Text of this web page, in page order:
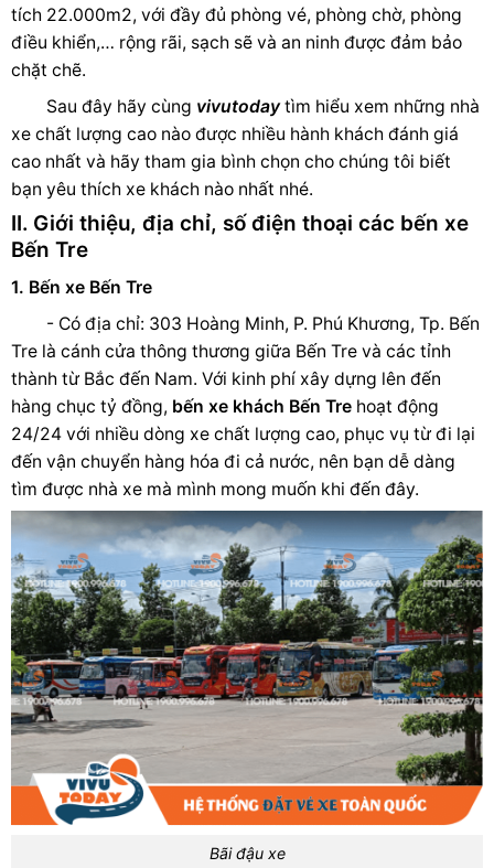
tích 22.000m2, với đầy đủ phòng vé, phòng chờ, phòng
điều khiển,… rộng rãi, sạch sẽ và an ninh được đảm bảo
chặt chẽ.
Sau đây hãy cùng vivutodaytìm hiểu xem những nhà
xe chất lượng cao nào được nhiều hành khách đánh giá
cao nhất và hãy tham gia bình chọn cho chúng tôi biết
bạn yêu thích xe khách nào nhất nhé.
II. Giới thiệu, địa chỉ, số điện thoại các bến xe
Bến Tre
1. Bến xe Bến Tre
- Có địa chỉ: 303 Hoàng Minh, P. Phú Khương, Tp. Bến
Tre là cánh cửa thông thương giữa Bến Tre và các tỉnh
thành từ Bắc đến Nam. Với kinh phí xây dựng lên đến
hàng chục tỷ đồng, bến xe khách Bến Tre hoạt động
24/24 với nhiều dòng xe chất lượng cao, phục vụ từ đi lại
đến vận chuyển hàng hóa đi cả nước, nên bạn dễ dàng
tìm được nhà xe mà mình mong muốn khi đến đây.
Bãi đậu xe